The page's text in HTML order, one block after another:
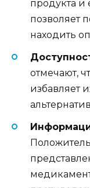
продукта и
позволяет
находить
отмечают,
избавляет